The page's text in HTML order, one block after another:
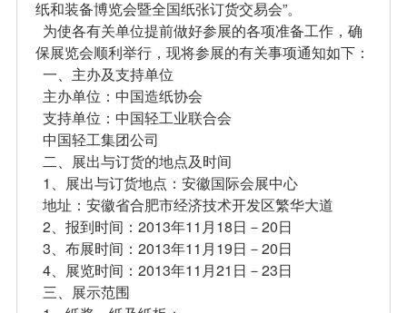
纸和装备博览会暨全国纸张订货交易会”。
为使各有关单位提前做好参展的各项准备工作，确
保展览会顺利举行，现将参展的有关事项通知如下：
一、主办及支持单位
主办单位：中国造纸协会
支持单位：中国轻工业联合会
中国轻工集团公司
二、展出与订货的地点及时间
1、展出与订货地点：安徽国际会展中心
地址：安徽省合肥市经济技术开发区繁华大道
2、报到时间：2013年11月18日－20日
3、布展时间：2013年11月19日－20日
4、展览时间：2013年11月21日－23日
三、展示范围